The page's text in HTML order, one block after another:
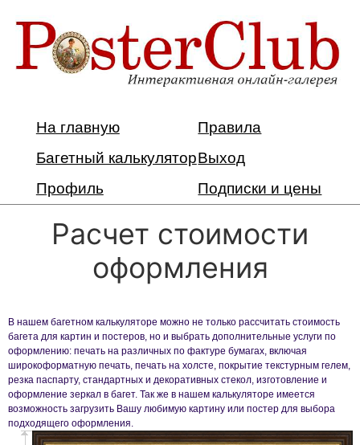
На главную
Правила
Багетный калькуляторВыход
Профиль
Подписки и цены
Расчет стоимости
оформления
В нашем багетном калькуляторе можно не только рассчитать стоимость
багета для картин и постеров, но и выбрать дополнительные услуги по
оформлению: печать на различных по фактуре бумагах, включая
широкоформатную печать, печать на холсте, покрытие текстурным гелем,
резка паспарту, стандартных и декоративных стекол, изготовление и
оформление зеркал в багет. Так же в нашем калькуляторе имеется
возможность загрузить Вашу любимую картину или постер для выбора
подходящего оформления.